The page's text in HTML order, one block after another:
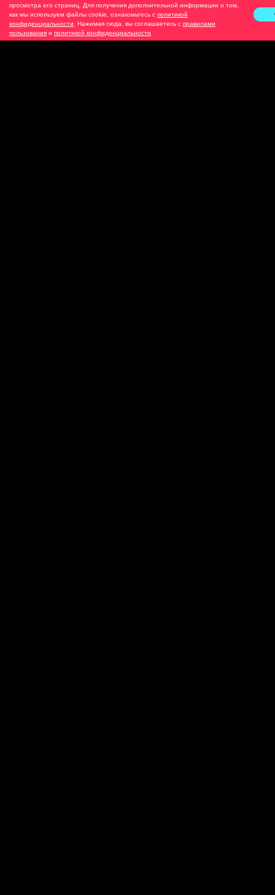
просмотра его страниц. Для получения дополнительной информации о том,
как мы используем файлы cookie, ознакомьтесь с политикой
конфиденциальности . Нажимая сюда, вы соглашаетесь с правилами
пользования и политикой конфиденциальности